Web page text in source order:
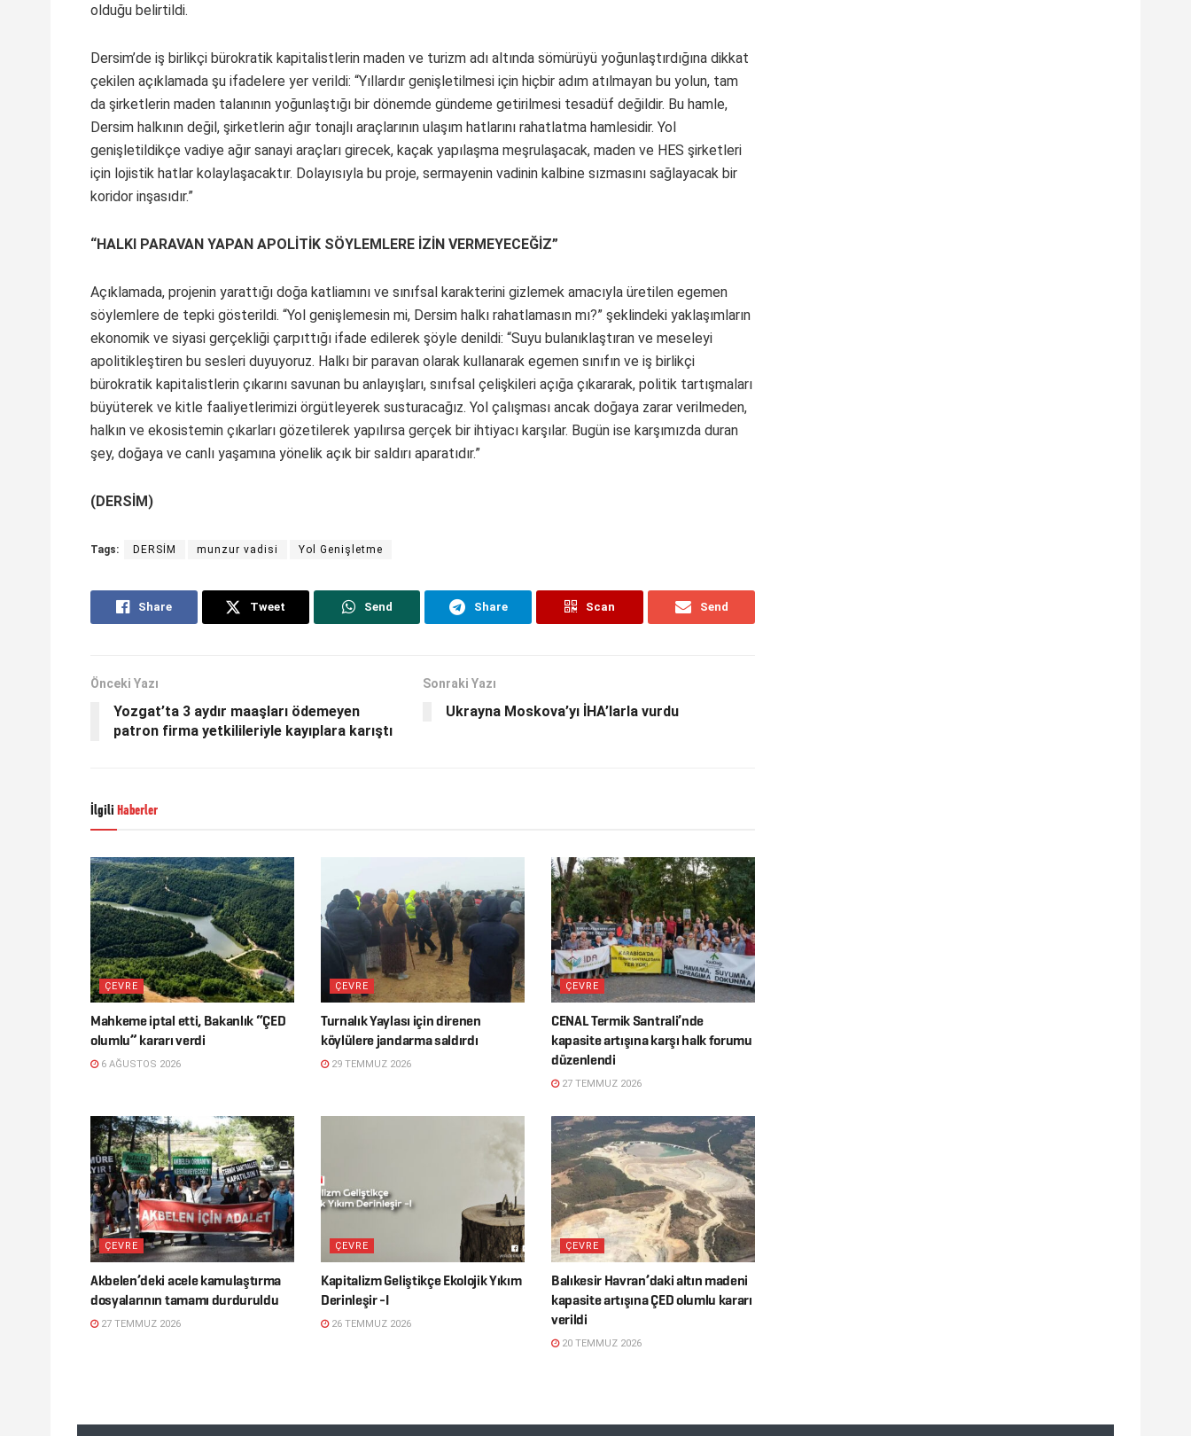
olduğu belirtildi.
Dersim’de iş birlikçi bürokratik kapitalistlerin maden ve turizm adı altında sömürüyü yoğunlaştırdığına dikkat
çekilen açıklamada şu ifadelere yer verildi: “Yıllardır genişletilmesi için hiçbir adım atılmayan bu yolun, tam
da şirketlerin maden talanının yoğunlaştığı bir dönemde gündeme getirilmesi tesadüf değildir. Bu hamle,
Dersim halkının değil, şirketlerin ağır tonajlı araçlarının ulaşım hatlarını rahatlatma hamlesidir. Yol
genişletildikçe vadiye ağır sanayi araçları girecek, kaçak yapılaşma meşrulaşacak, maden ve HES şirketleri
için lojistik hatlar kolaylaşacaktır. Dolayısıyla bu proje, sermayenin vadinin kalbine sızmasını sağlayacak bir
koridor inşasıdır.”
“HALKI PARAVAN YAPAN APOLİTİK SÖYLEMLERE İZİN VERMEYECEĞİZ”
Açıklamada, projenin yarattığı doğa katliamını ve sınıfsal karakterini gizlemek amacıyla üretilen egemen
söylemlere de tepki gösterildi. “Yol genişlemesin mi, Dersim halkı rahatlamasın mı?” şeklindeki yaklaşımların
ekonomik ve siyasi gerçekliği çarpıttığı ifade edilerek şöyle denildi: “Suyu bulanıklaştıran ve meseleyi
apolitikleştiren bu sesleri duyuyoruz. Halkı bir paravan olarak kullanarak egemen sınıfın ve iş birlikçi
bürokratik kapitalistlerin çıkarını savunan bu anlayışları, sınıfsal çelişkileri açığa çıkararak, politik tartışmaları
büyüterek ve kitle faaliyetlerimizi örgütleyerek susturacağız. Yol çalışması ancak doğaya zarar verilmeden,
halkın ve ekosistemin çıkarları gözetilerek yapılırsa gerçek bir ihtiyacı karşılar. Bugün ise karşımızda duran
şey, doğaya ve canlı yaşamına yönelik açık bir saldırı aparatıdır.”
(DERSİM)
Tags: DERSİM munzur vadisi Yol Genişletme
Share Tweet Send Share Scan Send
Önceki Yazı
Yozgat’ta 3 aydır maaşları ödemeyen
patron firma yetkilileriyle kayıplara karıştı
Sonraki Yazı
Ukrayna Moskova’yı İHA’larla vurdu
İlgili Haberler
ÇEVRE
Mahkeme iptal etti, Bakanlık “ÇED
olumlu” kararı verdi
6 AĞUSTOS 2026
ÇEVRE
Turnalık Yaylası için direnen
köylülere jandarma saldırdı
29 TEMMUZ 2026
ÇEVRE
CENAL Termik Santrali’nde
kapasite artışına karşı halk forumu
düzenlendi
27 TEMMUZ 2026
ÇEVRE
Akbelen’deki acele kamulaştırma
dosyalarının tamamı durduruldu
27 TEMMUZ 2026
ÇEVRE
Kapitalizm Geliştikçe Ekolojik Yıkım
Derinleşir -I
26 TEMMUZ 2026
ÇEVRE
Balıkesir Havran’daki altın madeni
kapasite artışına ÇED olumlu kararı
verildi
20 TEMMUZ 2026